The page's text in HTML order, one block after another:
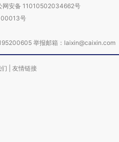
网安备 11010502034662号
号
举报邮箱：laixin@caixin.com
友情链接